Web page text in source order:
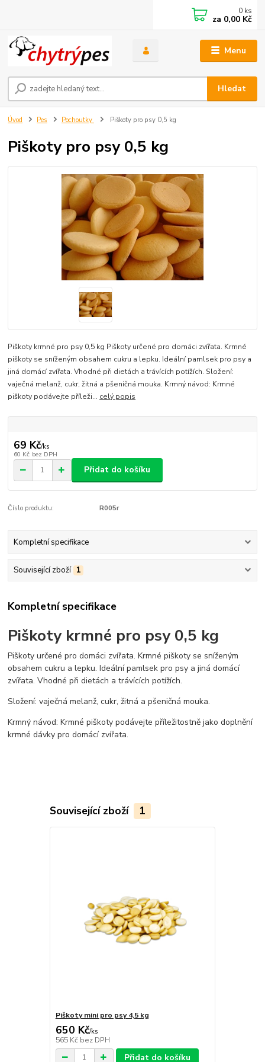
Menu
Hledat
0 ks
za 0,00 Kč
Úvod Pes Pochoutky Piškoty pro psy 0,5 kg
Piškoty pro psy 0,5 kg
Piškoty krmné pro psy 0,5 kg Piškoty určené pro domáci zvířata. Krmné
piškoty se sníženým obsahem cukru a lepku. Ideální pamlsek pro psy a
jiná domácí zvířata. Vhodné při dietách a trávících potížích. Složení:
vaječná melanž, cukr, žitná a pšeničná mouka. Krmný návod: Krmné
piškoty podávejte příleži... celý popis
69 Kč/ks
60 Kč bez DPH
Přidat do košíku
Číslo produktu: R005r
Kompletní specifikace
Související zboží 1
Kompletní specifikace
Piškoty krmné pro psy 0,5 kg
Piškoty určené pro domáci zvířata. Krmné piškoty se sníženým
obsahem cukru a lepku. Ideální pamlsek pro psy a jiná domácí
zvířata. Vhodné při dietách a trávících potížích.
Složení: vaječná melanž, cukr, žitná a pšeničná mouka.
Krmný návod: Krmné piškoty podávejte příležitostně jako doplnění
krmné dávky pro domácí zvířata.
Související zboží 1
Piškoty mini pro psy 4,5 kg
650 Kč/ks
565 Kč bez DPH
Přidat do košíku